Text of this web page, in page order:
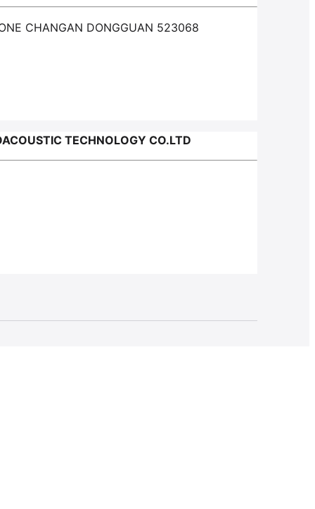
CHANGAN DONGGUAN 523068
TECHNOLOGY CO.LTD